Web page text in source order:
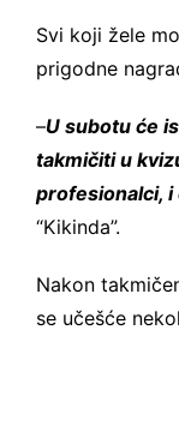
Svi koji žele
prigodne
–U subotu će
takmičiti u
profesionalci,
“Kikinda”.
Nakon
se učešće